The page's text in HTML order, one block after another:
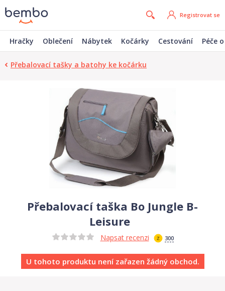
Registrovat se
Hračky Oblečení Nábytek Kočárky Cestování Péče
Přebalovací tašky a batohy ke kočárku
Přebalovací taška Bo Jungle B-
Leisure
Napsat recenzi 300
U tohoto produktu není zařazen žádný obchod.